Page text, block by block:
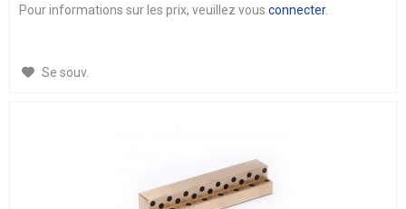
Pour informations sur les prix, veuillez vousconnecter.
Se souv.